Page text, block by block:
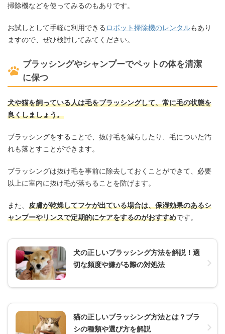
掃除機などを使ってみるのもありです。
お試しとして手軽に利用できる ロボット掃除機のレンタルもあり
ますので、ぜひ検討してみてください。
ブラッシングやシャンプーでペットの体を清潔
に保つ
犬や猫を飼っている人は毛をブラッシングして、常に毛の状態を
良くしましょう。
ブラッシングをすることで、抜け毛を減らしたり、毛についた汚
れも落とすことができます。
ブラッシングは抜け毛を事前に除去しておくことができて、必要
以上に室内に抜け毛が落ちることを防げます。
また、 皮膚が乾燥してフケが出ている場合は、保湿効果のあるシ
ャンプーやリンスで定期的にケアをするのがおすすめです。
犬の正しいブラッシング方法を解説！適
切な頻度や嫌がる際の対処法
猫の正しいブラッシング方法とは？ブラ
シの種類や選び方を解説